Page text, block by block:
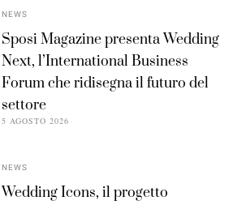
NEWS
Sposi Magazine presenta Wedding
Next, l’International Business
Forum che ridisegna il futuro del
settore
5 AGOSTO 2026
NEWS
Wedding Icons, il progetto